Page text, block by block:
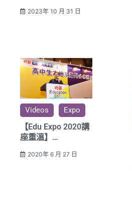
2023年 10 月 31 日
Videos Expo
【Edu Expo 2020講
座重溫】
路向2020年 6 月 27 日